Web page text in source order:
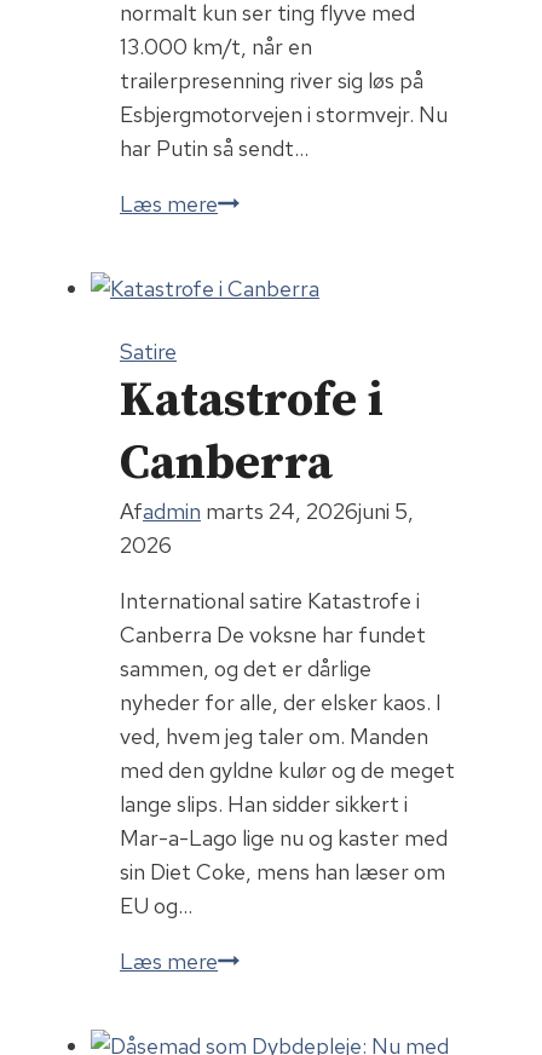
normalt kun ser ting flyve med
13.000 km/t, når en
trailerpresenning river sig løs på
Esbjergmotorvejen i stormvejr. Nu
har Putin så sendt…
Læs mereOresjnik-
Satire
Katastrofe i
Canberra
Afadmin marts 24, 2026juni 5,
2026
International satire Katastrofe i
Canberra De voksne har fundet
sammen, og det er dårlige
nyheder for alle, der elsker kaos. I
ved, hvem jeg taler om. Manden
med den gyldne kulør og de meget
lange slips. Han sidder sikkert i
Mar-a-Lago lige nu og kaster med
sin Diet Coke, mens han læser om
EU og…
Læs mereKatastrofe